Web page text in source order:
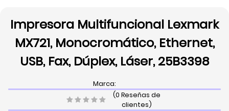
Impresora Multifuncional Lexmark
MX721, Monocromático, Ethernet,
USB, Fax, Dúplex, Láser, 25B3398
Marca:
(0 Reseñas de
clientes)